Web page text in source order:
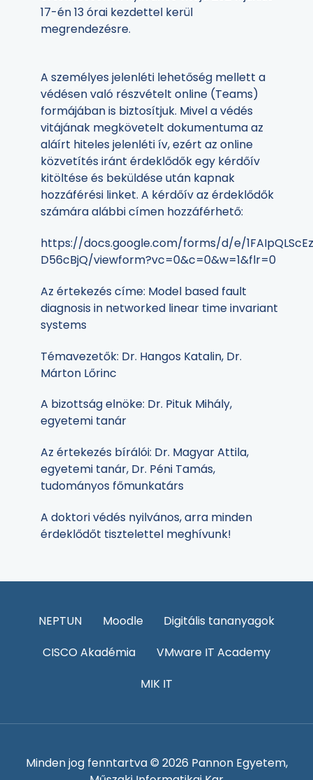
17-én 13 órai kezdettel kerül
megrendezésre.
A személyes jelenléti lehetőség mellett a
védésen való részvételt online (Teams)
formájában is biztosítjuk. Mivel a védés
vitájának megkövetelt dokumentuma az
aláírt hiteles jelenléti ív, ezért az online
közvetítés iránt érdeklődők egy kérdőív
kitöltése és beküldése után kapnak
hozzáférési linket. A kérdőív az érdeklődők
számára alábbi címen hozzáférhető:
https://docs.google.com/forms/d/e/
D56cBjQ/viewform?vc=0&c=0&w=1&flr=0
Az értekezés címe: Model based fault
diagnosis in networked linear time invariant
systems
Témavezetők: Dr. Hangos Katalin, Dr.
Márton Lőrinc
A bizottság elnöke: Dr. Pituk Mihály,
egyetemi tanár
Az értekezés bírálói: Dr. Magyar Attila,
egyetemi tanár, Dr. Péni Tamás,
tudományos főmunkatárs
A doktori védés nyilvános, arra minden
érdeklődőt tisztelettel meghívunk!
NEPTUN Moodle
Digitális tananyagok
CISCO Akadémia
VMware IT Academy
MIK IT
Minden jog fenntartva © 2026 Pannon Egyetem,